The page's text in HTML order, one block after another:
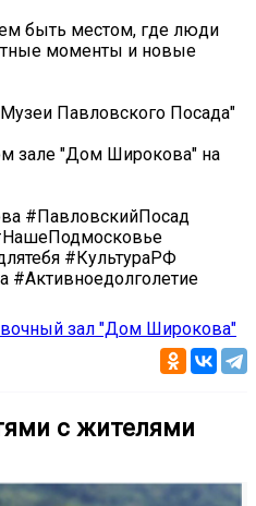
быть местом, где люди
моменты и новые
Павловского Посада"
зале "Дом Широкова" на
#ПавловскийПосад
#КультураРФ
#Активноедолголетие
зал "Дом Широкова"
с жителями